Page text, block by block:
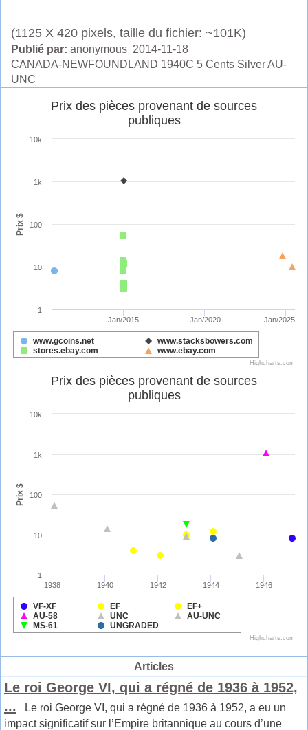
(1125 X 420 pixels, taille du fichier: ~101K)
Publié par: anonymous 2014-11-18
CANADA-NEWFOUNDLAND 1940C 5 Cents Silver AU-
UNC
Articles
Le roi George VI, qui a régné de 1936 à 1952,
... Le roi George VI, qui a régné de 1936 à 1952, a eu un
impact significatif sur l’Empire britannique au cours d’une